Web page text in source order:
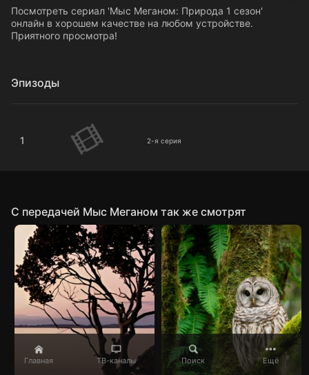
Главная ТВ-каналы Поиск Ещё
Посмотреть сериал 'Мыс Меганом: Природа 1 сезон'
онлайн в хорошем качестве на любом устройстве.
Приятного просмотра!
Эпизоды
1 2-я серия
C передачей Мыс Меганом так же смотрят